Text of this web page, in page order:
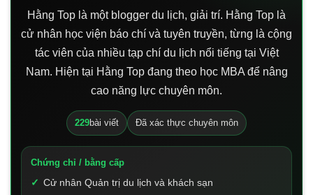
Hằng Top là một blogger du lịch, giải trí. Hằng Top là
cử nhân học viện báo chí và tuyên truyền, từng là cộng
tác viên của nhiều tạp chí du lịch nổi tiếng tại Việt
Nam. Hiện tại Hằng Top đang theo học MBA để nâng
cao năng lực chuyên môn.
229bài viết Đã xác thực chuyên môn
Chứng chỉ / bằng cấp
Cử nhân Quản trị du lịch và khách sạn